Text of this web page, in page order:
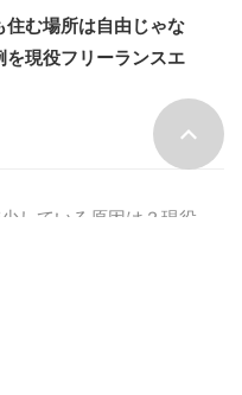
住む場所は自由じゃな
を現役フリーランスエ
している原因は？現役